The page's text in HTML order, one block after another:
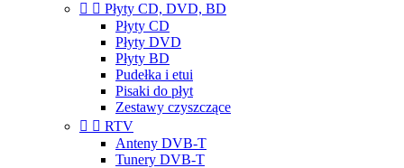
  Płyty CD, DVD, BD
Płyty CD
Płyty DVD
Płyty BD
Pudełka i etui
Pisaki do płyt
Zestawy czyszczące
  RTV
Anteny DVB-T
Tunery DVB-T